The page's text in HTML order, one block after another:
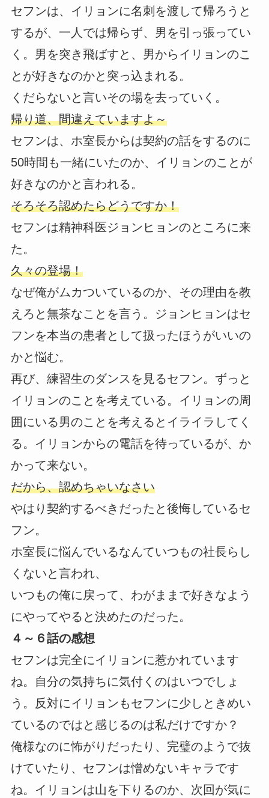
セフンは、イリョンに名刺を渡して帰ろうと
するが、一人では帰らず、男を引っ張ってい
く。男を突き飛ばすと、男からイリョンのこ
とが好きなのかと突っ込まれる。
くだらないと言いその場を去っていく。
帰り道、間違えていますよ～
セフンは、ホ室長からは契約の話をするのに
50時間も一緒にいたのか、イリョンのことが
好きなのかと言われる。
そろそろ認めたらどうですか！
セフンは精神科医ジョンヒョンのところに来
た。
久々の登場！
なぜ俺がムカついているのか、その理由を教
えろと無茶なことを言う。ジョンヒョンはセ
フンを本当の患者として扱ったほうがいいの
かと悩む。
再び、練習生のダンスを見るセフン。ずっと
イリョンのことを考えている。イリョンの周
囲にいる男のことを考えるとイライラしてく
る。イリョンからの電話を待っているが、か
かって来ない。
だから、認めちゃいなさい
やはり契約するべきだったと後悔しているセ
フン。
ホ室長に悩んでいるなんていつもの社長らし
くないと言われ、
いつもの俺に戻って、わがままで好きなよう
にやってやると決めたのだった。
４～６話の感想
セフンは完全にイリョンに惹かれています
ね。自分の気持ちに気付くのはいつでしょ
う。反対にイリョンもセフンに少しときめい
ているのではと感じるのは私だけですか？
俺様なのに怖がりだったり、完璧のようで抜
けていたり、セフンは憎めないキャラです
ね。イリョンは山を下りるのか、次回が気に